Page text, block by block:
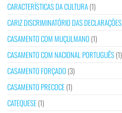
CARACTERÍSTICAS DA CULTURA(1)
CARIZ DISCRIMINATÓRIO DAS DECLARAÇÕES
CASAMENTO COM MUÇULMANO (1)
CASAMENTO COM NACIONAL PORTUGUÊS(1)
CASAMENTO FORÇADO (3)
CASAMENTO PRECOCE(1)
CATEQUESE(1)